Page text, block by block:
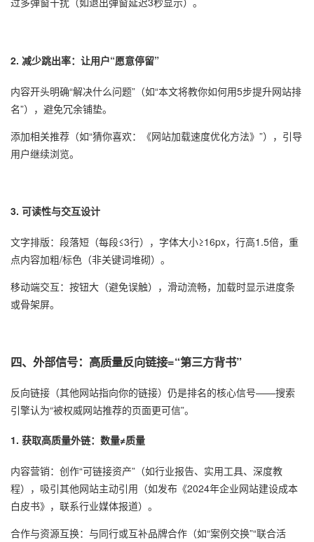
2. 减少跳出率：让用户“愿意停留”
内容开头明确“解决什么问题”（如“本文将教你如何用5步提升网站排
名”），避免冗余铺垫。
添加相关推荐（如“猜你喜欢：《网站加载速度优化方法》”），引导
用户继续浏览。
3. 可读性与交互设计
文字排版：段落短（每段≤3行），字体大小≥16px，行高1.5倍，重
点内容加粗/标色（非关键词堆砌）。
移动端交互：按钮大（避免误触），滑动流畅，加载时显示进度条
或骨架屏。
四、外部信号：高质量反向链接=“第三方背书”
反向链接（其他网站指向你的链接）仍是排名的核心信号——搜索
引擎认为“被权威网站推荐的页面更可信”。
1. 获取高质量外链：数量≠质量
内容营销：创作“可链接资产”（如行业报告、实用工具、深度教
程），吸引其他网站主动引用（如发布《2024年企业网站建设成本
白皮书》，联系行业媒体报道）。
合作与资源互换：与同行或互补品牌合作（如“案例交换”“联合活